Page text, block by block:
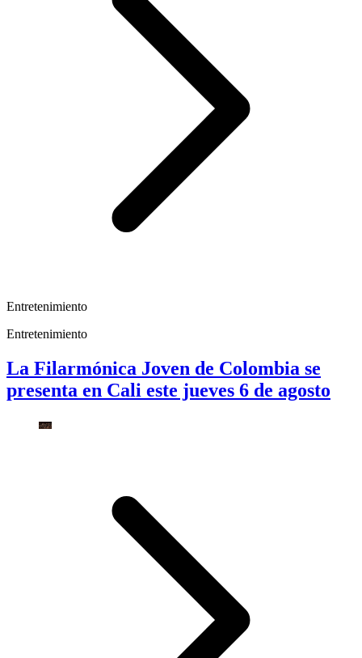
Entretenimiento
Entretenimiento
La Filarmónica Joven de Colombia se
presenta en Cali este jueves 6 de agosto